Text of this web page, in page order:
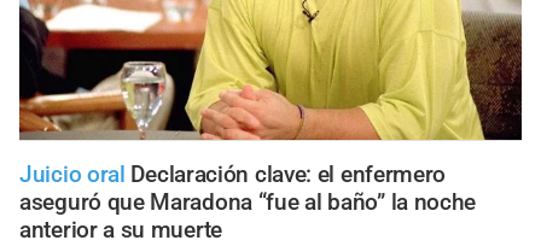
Juicio oral Declaración clave: el enfermero
aseguró que Maradona “fue al baño” la noche
anterior a su muerte